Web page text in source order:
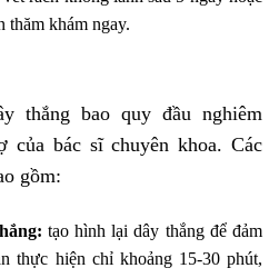
thăm khám ngay.
thắng bao quy đầu nghiêm
của bác sĩ chuyên khoa. Các
gồm:
tạo hình lại dây thắng để đảm
thực hiện chỉ khoảng 15-30 phút,